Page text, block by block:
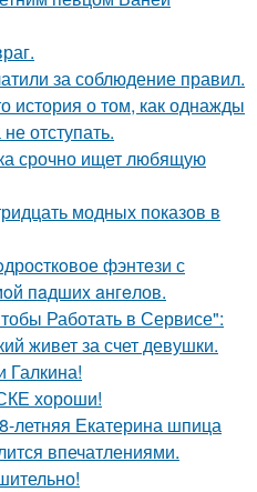
за соблюдение правил.
история о том, как однажды
отступать.
срочно ищет любящую
модных показов в
фэнтeзи с
пaдшиx aнгeлов.
Работать в Сервисе":
живет за счет девушки.
Галкина!
хороши!
летняя Екатерина шпица
впечатлениями.